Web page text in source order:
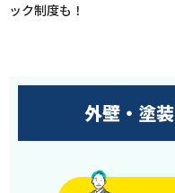
ック制度も！
外壁・塗